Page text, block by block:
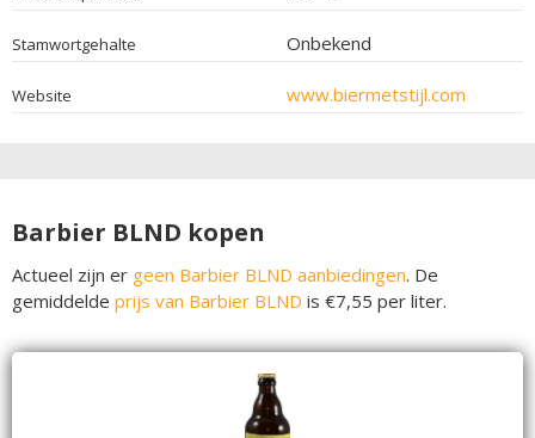
Stamwortgehalte Onbekend
Website www.biermetstijl.com
Barbier BLND kopen
Actueel zijn er geen Barbier BLND aanbiedingen. De
gemiddelde prijs van Barbier BLND is €7,55 per liter.